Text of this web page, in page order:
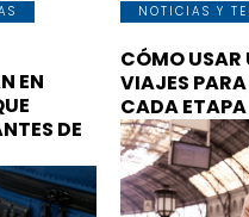
EN
DE
NOTICIAS Y
CÓMO USAR
VIAJES
CADA ETAPA